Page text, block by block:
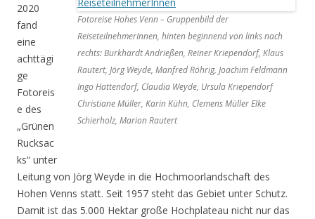
Fotoreise Hohes Venn – Gruppenbild der
ReiseteilnehmerInnen, hinten beginnend von links nach
rechts: Burkhardt Andrießen, Reiner Kriependorf, Klaus
Rautert, Jörg Weyde, Manfred Röhrig, Joachim Feldmann
Ingo Hattendorf, Claudia Weyde, Ursula Kriependorf
Christiane Müller, Karin Kühn, Clemens Müller Elke
Schierholz, Marion Rautert
2020
fand
eine
achttägi
ge
Fotoreis
e des
„Grünen
Rucksac
ks“ unter
Leitung von Jörg Weyde in die Hochmoorlandschaft des
Hohen Venns statt. Seit 1957 steht das Gebiet unter Schutz.
Damit ist das 5.000 Hektar große Hochplateau nicht nur das